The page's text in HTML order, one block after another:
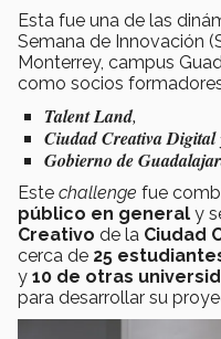
Esta fue una de las
Semana de Innovación
Monterrey, campus
como socios
Talent Land,
Ciudad Creativa Digital
Gobierno de
Este challenge fue
público en general y
Creativo de la Ciudad
cerca de 25
y 10 de otras
para desarrollar su